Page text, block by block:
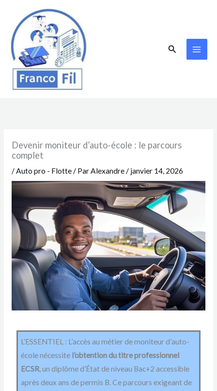
contenu
Rechercher
Devenir moniteur d’auto-école : le parcours
complet
/Auto pro - Flotte/ ParAlexandre/ janvier 14, 2026
L’ESSENTIEL : L’accès au métier de moniteur d’auto-
école nécessite l’obtention du titre professionnel
ECSR, un diplôme d’État de niveau Bac+2 accessible
après deux ans de permis B. Ce parcours exigeant de